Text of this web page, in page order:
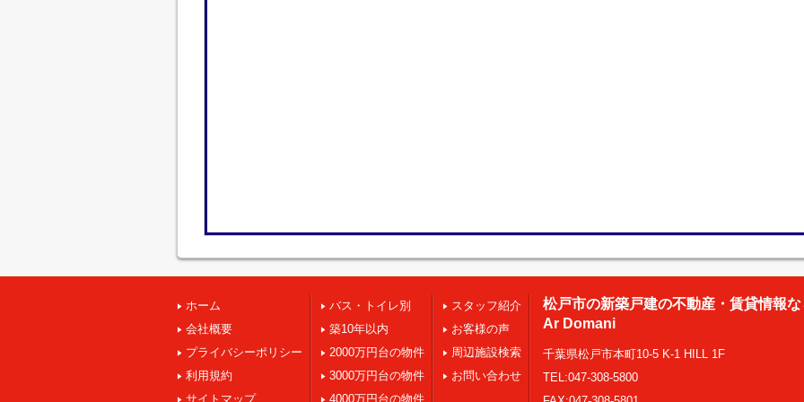
ホーム
会社概要
プライバシーポリシー
利用規約
サイトマップ
バス・トイレ別
築10年以内
2000万円台の物件
3000万円台の物件
4000万円台の物件
スタッフ紹介
お客様の声
周辺施設検索
お問い合わせ
松戸市の新築戸建の不動産・賃貸情報な
Ar Domani
千葉県松戸市本町10-5 K-1 HILL 1F
TEL:047-308-5800